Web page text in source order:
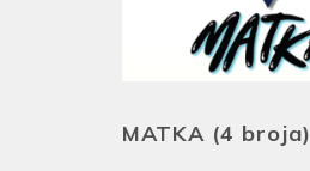
MATKA (4 broja)